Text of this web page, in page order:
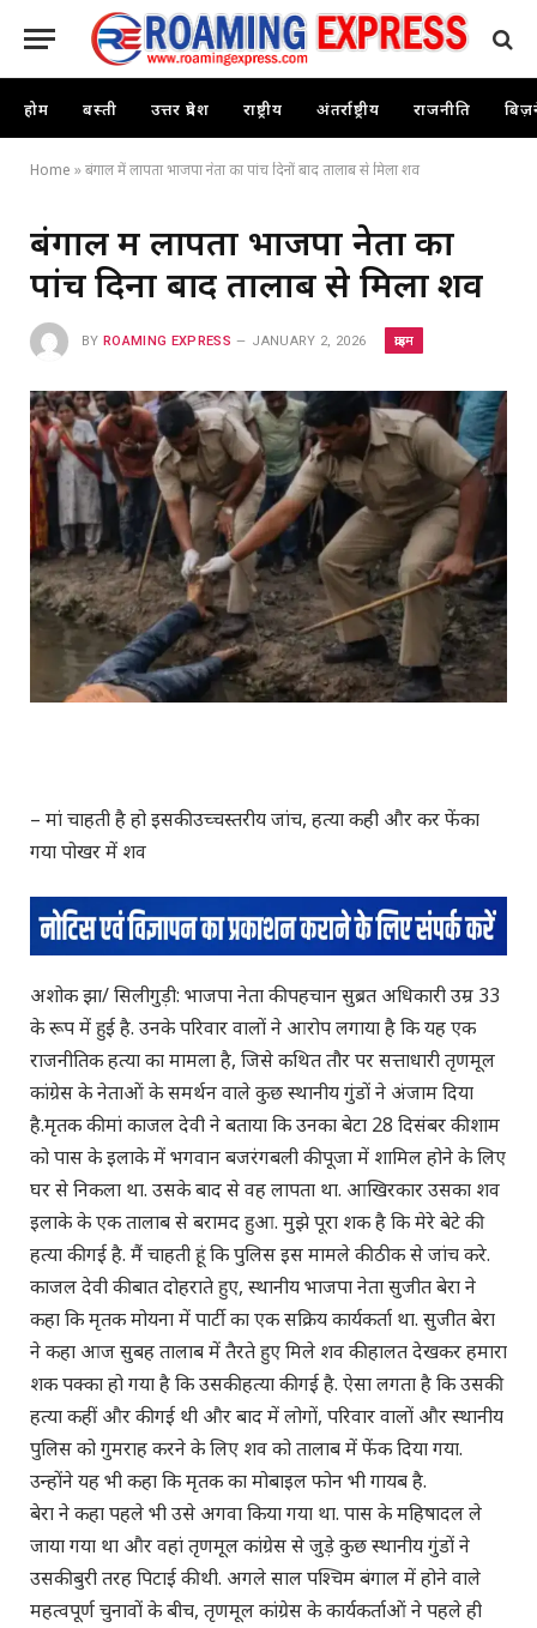
होम बस्ती उत्तर प्रदेश राष्ट्रीय अंतर्राष्ट्रीय राजनीति
Home »बंगाल में लापता भाजपा नेता का पांच दिनों बाद तालाब से मिला शव
बंगाल में लापता भाजपा नेता का
पांच दिनों बाद तालाब से मिला शव
BY ROAMING EXPRESS JANUARY 2, 2026 क्राइम
– मां चाहती है हो इसकी उच्चस्तरीय जांच, हत्या कही और कर फेंका
गया पोखर में शव
अशोक झा/ सिलीगुड़ी: भाजपा नेता की पहचान सुब्रत अधिकारी उम्र 33
के रूप में हुई है. उनके परिवार वालों ने आरोप लगाया है कि यह एक
राजनीतिक हत्या का मामला है, जिसे कथित तौर पर सत्ताधारी तृणमूल
कांग्रेस के नेताओं के समर्थन वाले कुछ स्थानीय गुंडों ने अंजाम दिया
है.मृतक की मां काजल देवी ने बताया कि उनका बेटा 28 दिसंबर की शाम
को पास के इलाके में भगवान बजरंगबली की पूजा में शामिल होने के लिए
घर से निकला था. उसके बाद से वह लापता था. आखिरकार उसका शव
इलाके के एक तालाब से बरामद हुआ. मुझे पूरा शक है कि मेरे बेटे की
हत्या की गई है. मैं चाहती हूं कि पुलिस इस मामले की ठीक से जांच करे.
काजल देवी की बात दोहराते हुए, स्थानीय भाजपा नेता सुजीत बेरा ने
कहा कि मृतक मोयना में पार्टी का एक सक्रिय कार्यकर्ता था. सुजीत बेरा
ने कहा आज सुबह तालाब में तैरते हुए मिले शव की हालत देखकर हमारा
शक पक्का हो गया है कि उसकी हत्या की गई है. ऐसा लगता है कि उसकी
हत्या कहीं और की गई थी और बाद में लोगों, परिवार वालों और स्थानीय
पुलिस को गुमराह करने के लिए शव को तालाब में फेंक दिया गया.
उन्होंने यह भी कहा कि मृतक का मोबाइल फोन भी गायब है.
बेरा ने कहा पहले भी उसे अगवा किया गया था. पास के महिषादल ले
जाया गया था और वहां तृणमूल कांग्रेस से जुड़े कुछ स्थानीय गुंडों ने
उसकी बुरी तरह पिटाई की थी. अगले साल पश्चिम बंगाल में होने वाले
महत्वपूर्ण चुनावों के बीच, तृणमूल कांग्रेस के कार्यकर्ताओं ने पहले ही